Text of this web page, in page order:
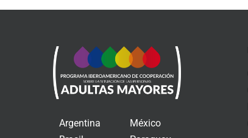
Argentina
México